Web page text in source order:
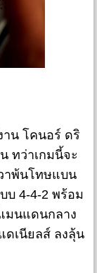
าน โคนอร์ ดริ
ทว่าเกมนี้จะ
าพ้นโทษแบน
บ 4-4-2 พร้อม
มนแดนกลาง
ดเนียลส์ ลงลุ้น